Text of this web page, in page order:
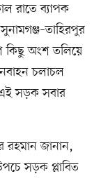
রাতে ব্যাপক
কিছু অংশ তলিয়ে
চলাচল
এই সড়ক সবার
রহমান জানান,
সড়ক প্লাবিত